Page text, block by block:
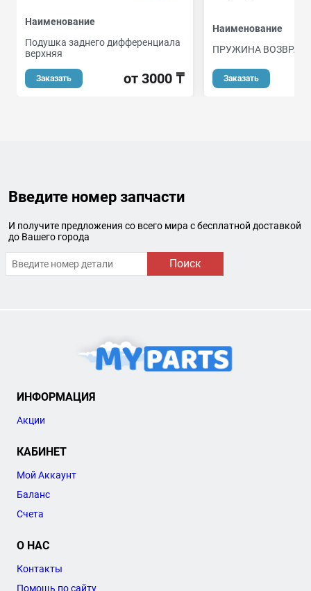
Наименование
Подушка заднего дифференциала
верхняя
Заказать от 3000 ₸
Наименование
ПРУЖИНА
Заказать
Введите номер запчасти
И получите предложения со всего мира с бесплатной доставкой
до Вашего города
Поиск
ИНФОРМАЦИЯ
Акции
КАБИНЕТ
Мой Аккаунт
Баланс
Счета
О НАС
Контакты
Помощь по сайту